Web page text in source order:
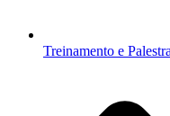
Treinamento e